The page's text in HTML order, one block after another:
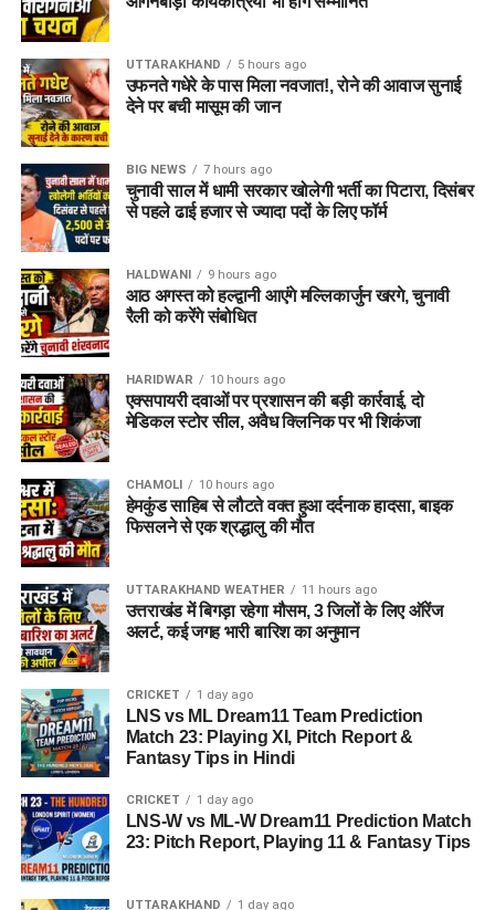
बनाए रखना बेहतर रहता है।
नौतपा के दौरान इन चीजों को डाइट में करें
शामिल
छाछ और लस्सी
नारियल पानी
तरबूज, खरबूजा और खीरा
नींबू पानी
दही और हल्का भोजन
मौसमी फल
अधिक पानी और ORS
UTTARAKHAND 5 hours ago
उफनते गधेरे के पास मिला नवजात!, रोने की आवाज सुनाई
देने पर बची मासूम की जान
BIG NEWS 7 hours ago
चुनावी साल में धामी सरकार खोलेगी भर्ती का पिटारा, दिसंबर
से पहले ढाई हजार से ज्यादा पदों के लिए फॉर्म
HALDWANI 9 hours ago
आठ अगस्त को हल्द्वानी आएंगे मल्लिकार्जुन खरगे, चुनावी
रैली को करेंगे संबोधित
HARIDWAR 10 hours ago
एक्सपायरी दवाओं पर प्रशासन की बड़ी कार्रवाई, दो
मेडिकल स्टोर सील, अवैध क्लिनिक पर भी शिकंजा
CHAMOLI 10 hours ago
हेमकुंड साहिब से लौटते वक्त हुआ दर्दनाक हादसा, बाइक
फिसलने से एक श्रद्धालु की मौत
UTTARAKHAND WEATHER 11 hours ago
उत्तराखंड में बिगड़ा रहेगा मौसम, 3 जिलों के लिए ऑरेंज
अलर्ट, कई जगह भारी बारिश का अनुमान
CRICKET 1 day ago
LNS vs ML Dream11 Team Prediction
Match 23: Playing XI, Pitch Report &
Fantasy Tips in Hindi
CRICKET 1 day ago
LNS-W vs ML-W Dream11 Prediction Match
23: Pitch Report, Playing 11 & Fantasy Tips
UTTARAKHAND 1 day ago